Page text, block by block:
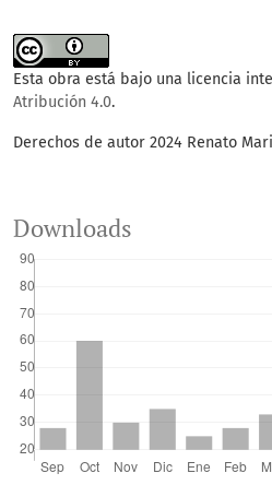
Esta obra está bajo una licencia
Atribución 4.0.
Derechos de autor 2024 Renato
Downloads